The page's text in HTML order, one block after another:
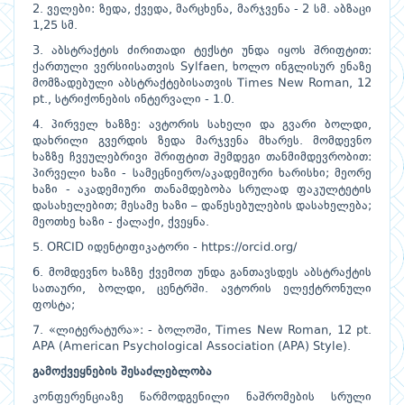
2. ველები: ზედა, ქვედა, მარცხენა, მარჯვენა - 2 სმ. აბზაცი
1,25 სმ.
3. აბსტრაქტის ძირითადი ტექსტი უნდა იყოს შრიფტით:
ქართული ვერსიისათვის Sylfaen, ხოლო ინგლისურ ენაზე
მომზადებული აბსტრაქტებისათვის Times New Roman, 12
pt., სტრიქონების ინტერვალი - 1.0.
4. პირველ ხაზზე: ავტორის სახელი და გვარი ბოლდი,
დახრილი გვერდის ზედა მარჯვენა მხარეს. მომდევნო
ხაზზე ჩვეულებრივი შრიფტით შემდეგი თანმიმდევრობით:
პირველი ხაზი - სამეცნიერო/აკადემიური ხარისხი; მეორე
ხაზი - აკადემიური თანამდებობა სრულად ფაკულტეტის
დასახელებით; მესამე ხაზი – დაწესებულების დასახელება;
მეოთხე ხაზი - ქალაქი, ქვეყნა.
5. ORCID იდენტიფიკატორი - https://orcid.org/
6. მომდევნო ხაზზე ქვემოთ უნდა განთავსდეს აბსტრაქტის
სათაური, ბოლდი, ცენტრში. ავტორის ელექტრონული
ფოსტა;
7. «ლიტერატურა»: - ბოლოში, Times New Roman, 12 pt.
APA (American Psychological Association (APA) Style).
გამოქვეყნების შესაძლებლობა
კონფერენციაზე წარმოდგენილი ნაშრომების სრული